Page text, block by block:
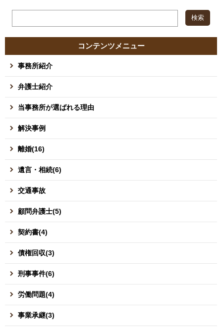
コンテンツメニュー
事務所紹介
弁護士紹介
当事務所が選ばれる理由
解決事例
離婚(16)
遺言・相続(6)
交通事故
顧問弁護士(5)
契約書(4)
債権回収(3)
刑事事件(6)
労働問題(4)
事業承継(3)